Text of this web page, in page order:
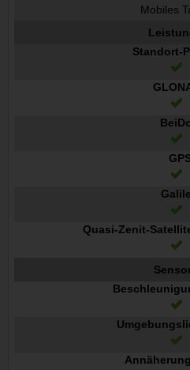
Mobiles
Standort-
Quasi-Zenit-